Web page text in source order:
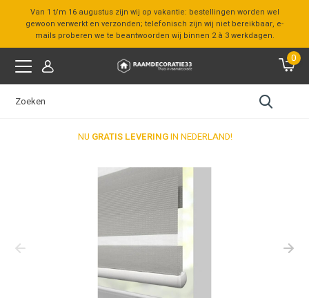
Van 1 t/m 16 augustus zijn wij op vakantie: bestellingen worden wel
gewoon verwerkt en verzonden; telefonisch zijn wij niet bereikbaar, e-
mails proberen we te beantwoorden wij binnen 2 à 3 werkdagen.
0
NU GRATIS LEVERINGIN NEDERLAND!